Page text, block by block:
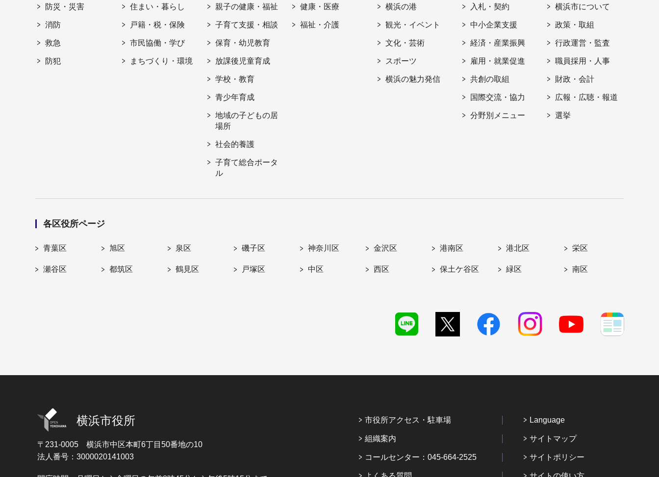
防災・災害
消防
救急
防犯
住まい・暮らし
戸籍・税・保険
市民協働・学び
まちづくり・環境
親子の健康・福祉
子育て支援・相談
保育・幼児教育
放課後児童育成
学校・教育
青少年育成
地域の子どもの居
場所
社会的養護
子育て総合ポータ
ル
健康・医療
福祉・介護
横浜の港
観光・イベント
文化・芸術
スポーツ
横浜の魅力発信
入札・契約
中小企業支援
経済・産業振興
雇用・就業促進
共創の取組
国際交流・協力
分野別メニュー
横浜市について
政策・取組
行政運営・監査
職員採用・人事
財政・会計
広報・広聴・報道
選挙
各区役所ページ
青葉区 旭区 泉区 磯子区 神奈川区 金沢区 港南区 港北区 栄区
瀬谷区 都筑区 鶴見区 戸塚区 中区 西区 保土ケ谷区 緑区 南区
横浜市役所
〒231-0005 横浜市中区本町6丁目50番地の10
法人番号：3000020141003
市役所アクセス・駐車場
組織案内
コールセンター：045-664-2525
Language
サイトマップ
サイトポリシー